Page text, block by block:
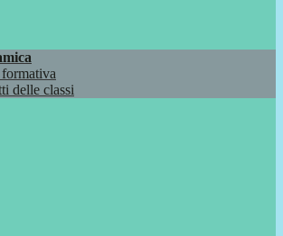
delle classi